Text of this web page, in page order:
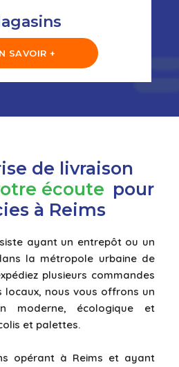
SAVOIR +
de livraison
écoute pour
à Reims
ayant un entrepôt ou un
la métropole urbaine de
plusieurs commandes
locaux, nous vous offrons un
moderne, écologique et
et palettes.
opérant à Reims et ayant